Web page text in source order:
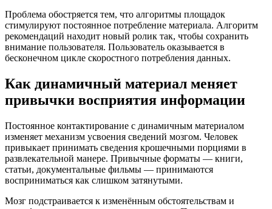
Проблема обостряется тем, что алгоритмы площадок
стимулируют постоянное потребление материала. Алгоритм
рекомендаций находит новый ролик так, чтобы сохранить
внимание пользователя. Пользователь оказывается в
бесконечном цикле скоростного потребления данных.
Как динамичный материал меняет
привычки восприятия информации
Постоянное контактирование с динамичным материалом
изменяет механизм усвоения сведений мозгом. Человек
привыкает принимать сведения крошечными порциями в
развлекательной манере. Привычные форматы — книги,
статьи, документальные фильмы — принимаются
восприниматься как слишком затянутыми.
Мозг подстраивается к изменённым обстоятельствам и